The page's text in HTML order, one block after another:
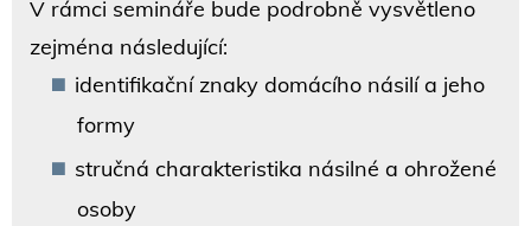
V rámci semináře bude podrobně vysvětleno
zejména následující:
identifikační znaky domácího násilí a jeho
formy
stručná charakteristika násilné a ohrožené
osoby